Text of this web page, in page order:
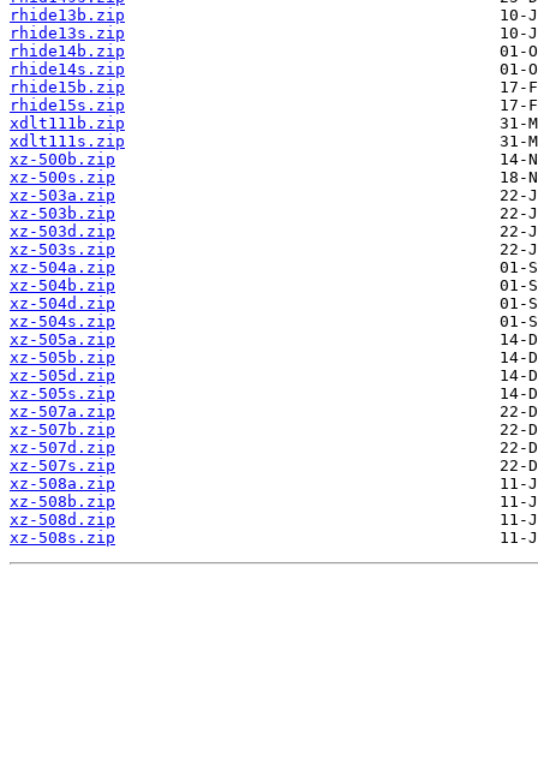
rhide13b.zip
rhide13s.zip
rhide14b.zip
rhide14s.zip
rhide15b.zip
rhide15s.zip
xdlt111b.zip
xdlt111s.zip
xz-500b.zip
xz-500s.zip
xz-503a.zip
xz-503b.zip
xz-503d.zip
xz-503s.zip
xz-504a.zip
xz-504b.zip
xz-504d.zip
xz-504s.zip
xz-505a.zip
xz-505b.zip
xz-505d.zip
xz-505s.zip
xz-507a.zip
xz-507b.zip
xz-507d.zip
xz-507s.zip
xz-508a.zip
xz-508b.zip
xz-508d.zip
xz-508s.zip